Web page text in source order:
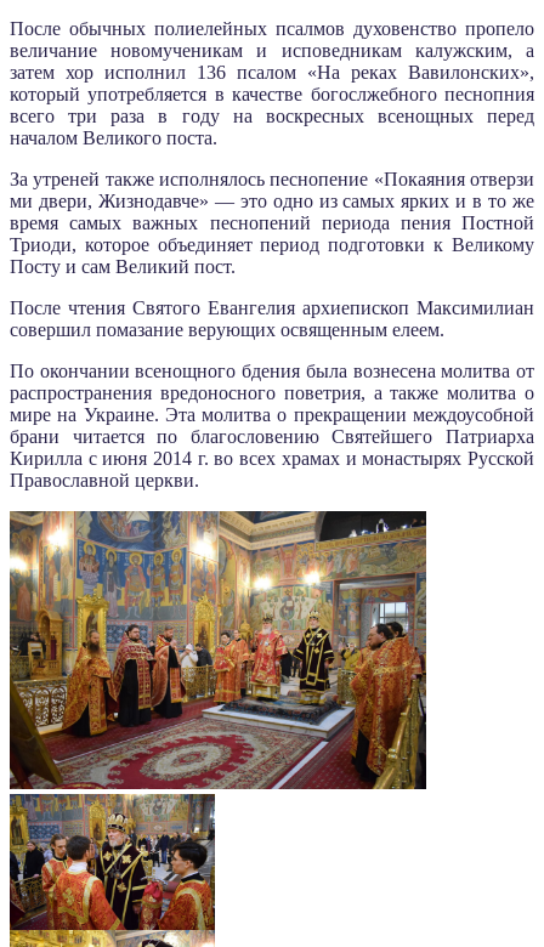
После обычных полиелейных псалмов духовенство пропело
величание новомученикам и исповедникам калужским, а
затем хор исполнил 136 псалом «На реках Вавилонских»,
который употребляется в качестве богослжебного песнопния
всего три раза в году на воскресных всенощных перед
началом Великого поста.
За утреней также исполнялось песнопение «Покаяния отверзи
ми двери, Жизнодавче» — это одно из самых ярких и в то же
время самых важных песнопений периода пения Постной
Триоди, которое объединяет период подготовки к Великому
Посту и сам Великий пост.
После чтения Святого Евангелия архиепископ Максимилиан
совершил помазание верующих освященным елеем.
По окончании всенощного бдения была вознесена молитва от
распространения вредоносного поветрия, а также молитва о
мире на Украине. Эта молитва о прекращении междоусобной
брани читается по благословению Святейшего Патриарха
Кирилла с июня 2014 г. во всех храмах и монастырях Русской
Православной церкви.